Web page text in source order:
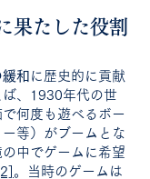
果たした役割
和 に歴史的に貢献
ば、1930年代の世
何度も遊べるボー
ー等）がブームとな
中でゲームに希望
[2] 。当時のゲームは